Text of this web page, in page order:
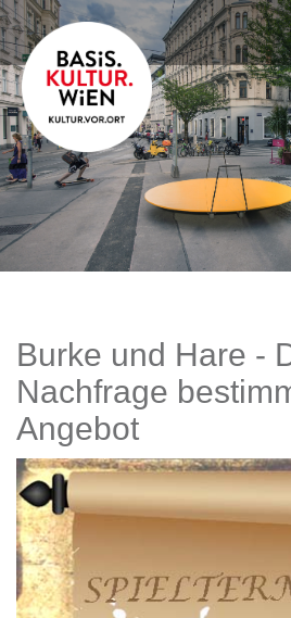
Burke und Hare -
Nachfrage
Angebot